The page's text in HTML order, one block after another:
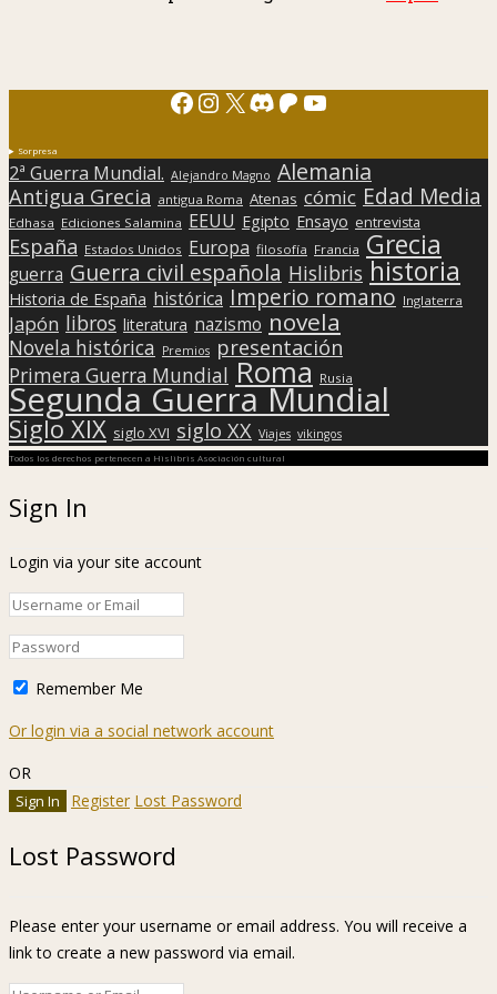
Facebook
Instagram
X Discord
Patreon
YouTube
Sorpresa
2ª Guerra Mundial. Alejandro Magno Alemania
Antigua Grecia antigua Roma Atenas cómic Edad Media
Edhasa Ediciones Salamina EEUU Egipto Ensayo entrevista
España Estados Unidos Europa filosofía Francia Grecia
guerra Guerra civil española Hislibris historia
Historia de España histórica Imperio romano Inglaterra
Japón libros literatura nazismo novela
Novela histórica Premios presentación
Primera Guerra Mundial Roma Rusia
Segunda Guerra Mundial
Siglo XIX siglo XVI siglo XX Viajes vikingos
Todos los derechos pertenecen a Hislibris Asociación cultural
Sign In
Login via your site account
Remember Me
Or login via a social network account
OR
Register Lost Password
Lost Password
Please enter your username or email address. You will receive a
link to create a new password via email.